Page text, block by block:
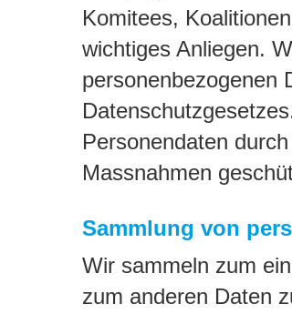
Komitees,
wichtiges Anliegen.
personenbezogenen
Personendaten
Massnahmen
Sammlung von
Wir sammeln zum
zum anderen Daten